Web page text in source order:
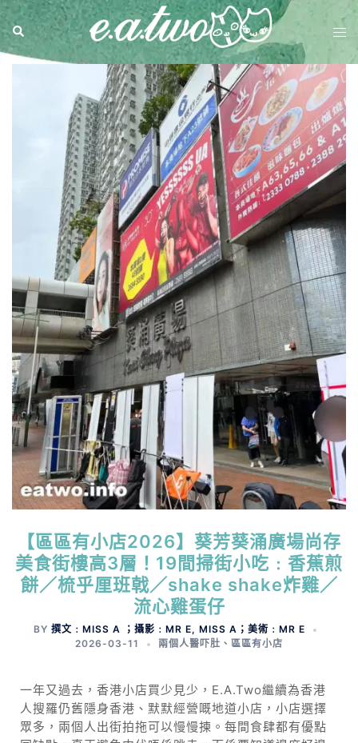
【區區有小店2026】葵芳葵涌廣場尚存
美食街樓高3層！19間掃街小吃﹕香蕉煎
餅／梳乎厘班戟／shake shake炸雞／
流心雞蛋仔
BY 撰文﹕MISS A ；攝影﹕MR E, MISS A；美術﹕MR E
2026-03-11
兩個人醫吓肚 、 區區有小店
一年又過去，香港小店買少見少，E.A.Two繼續為香港
人搜羅仍舊隱身香港、默默經營嘅地道小店，小店選擇
眾多，兩個人出街拍拖可以慢慢揀。每間食肆都有優點